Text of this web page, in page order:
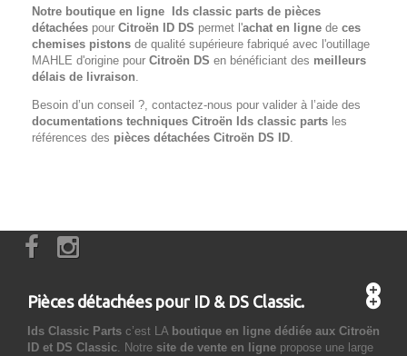
Notre boutique en ligne Ids classic parts de pièces
détachées pour Citroën ID DS permet l'achat en ligne de ces
chemises pistons de qualité supérieure fabriqué avec l'outillage
MAHLE d'origine pour Citroën DS en bénéficiant des meilleurs
délais de livraison.
Besoin d’un conseil ?, contactez-nous pour valider à l’aide des
documentations techniques Citroën Ids classic parts les
références des pièces détachées Citroën DS ID.
Pièces détachées pour ID & DS Classic.
Ids Classic Parts c’est LA boutique en ligne dédiée aux Citroën
ID et DS Classic. Notre site de vente en ligne propose une large